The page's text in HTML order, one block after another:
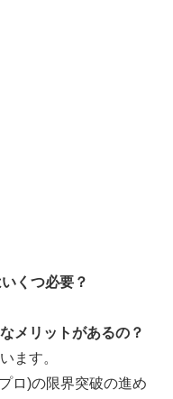
くつ必要？
メリットがあるの？
ます。
ロ)の限界突破の進め